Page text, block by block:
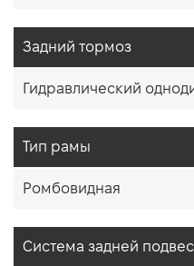
Задний тормоз
Гидравлический
Тип рамы
Ромбовидная
Система задней